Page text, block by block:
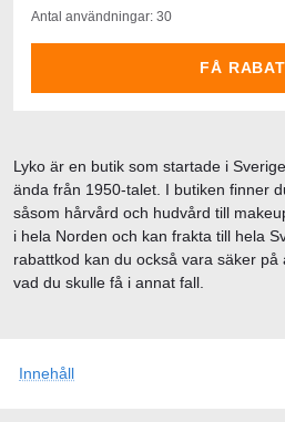
Antal användningar: 30
FÅ
Innehåll
Lyko är en butik som startade i
ända från 1950-talet. I butiken finner
såsom hårvård och hudvård till
i hela Norden och kan frakta till hela
rabattkod kan du också vara säker
vad du skulle få i annat fall.